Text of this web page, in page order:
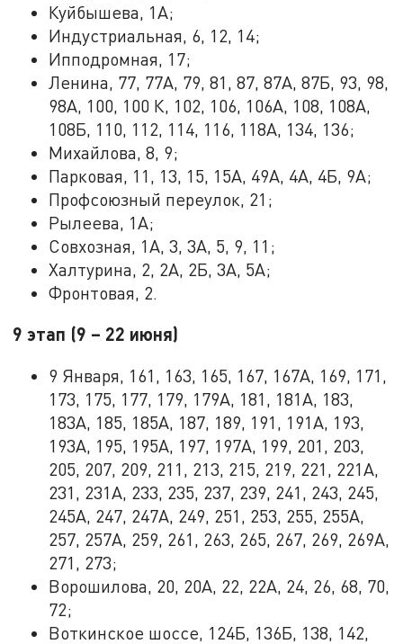
Куйбышева, 1А;
Индустриальная, 6, 12, 14;
Ипподромная, 17;
Ленина, 77, 77А, 79, 81, 87, 87А, 87Б, 93, 98,
98А, 100, 100 К, 102, 106, 106А, 108, 108А,
108Б, 110, 112, 114, 116, 118А, 134, 136;
Михайлова, 8, 9;
Парковая, 11, 13, 15, 15А, 49А, 4А, 4Б, 9А;
Профсоюзный переулок, 21;
Рылеева, 1А;
Совхозная, 1А, 3, 3А, 5, 9, 11;
Халтурина, 2, 2А, 2Б, 3А, 5А;
Фронтовая, 2.
9 этап (9 – 22 июня)
9 Января, 161, 163, 165, 167, 167А, 169, 171,
173, 175, 177, 179, 179А, 181, 181А, 183,
183А, 185, 185А, 187, 189, 191, 191А, 193,
193А, 195, 195А, 197, 197А, 199, 201, 203,
205, 207, 209, 211, 213, 215, 219, 221, 221А,
231, 231А, 233, 235, 237, 239, 241, 243, 245,
245А, 247, 247А, 249, 251, 253, 255, 255А,
257, 257А, 259, 261, 263, 265, 267, 269, 269А,
271, 273;
Ворошилова, 20, 20А, 22, 22А, 24, 26, 68, 70,
72;
Воткинское шоссе, 124Б, 136Б, 138, 142,